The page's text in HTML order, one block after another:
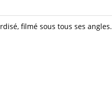
filmé sous tous ses angles.